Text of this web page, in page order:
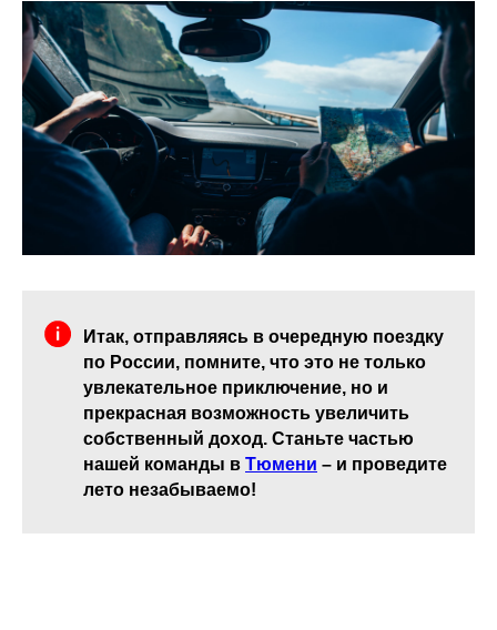
Итак, отправляясь в очередную поездку
по России, помните, что это не только
увлекательное приключение, но и
прекрасная возможность увеличить
собственный доход. Станьте частью
нашей команды в Тюмени – и проведите
лето незабываемо!